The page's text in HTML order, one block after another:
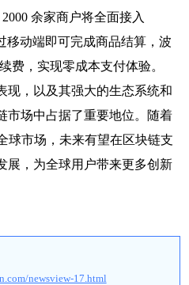
余家商户将全面接入
移动端即可完成商品结算，波
费，实现零成本支付体验。
现，以及其强大的生态系统和
市场中占据了重要地位。随着
球市场，未来有望在区块链支
展，为全球用户带来更多创新
newsview-17.html